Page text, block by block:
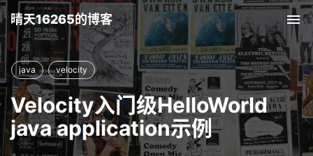
晴天16265的博客
java velocity
Velocity入门级HelloWorld
java application示例